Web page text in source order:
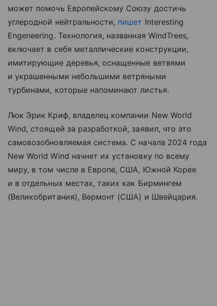
может помочь Европейскому Союзу достичь
углеродной нейтральности, пишет Interesting
Engeneering. Технология, названная WindTrees,
включает в себя металлические конструкции,
имитирующие деревья, оснащенные ветвями
и украшенными небольшими ветряными
турбинами, которые напоминают листья.
Люк Эрик Криф, владелец компании New World
Wind, стоящей за разработкой, заявил, что это
самовозобновляемая система. С начала 2024 года
New World Wind начнет их установку по всему
миру, в том числе в Европе, США, Южной Корее
и в отдельных местах, таких как Бирмингем
(Великобритания), Вермонт (США) и Швейцария.